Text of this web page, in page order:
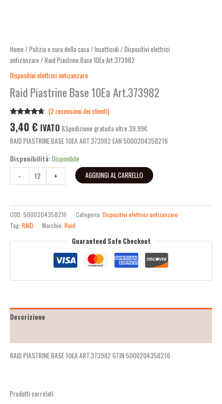
Home / Pulizia e cura della casa / Insetticidi / Dispositivi elettrici
antizanzare / Raid Piastrine Base 10Ea Art.373982
Dispositivi elettrici antizanzare
Raid Piastrine Base 10Ea Art.373982
4.50 su 5
su base
di
(2 recensioni dei clienti)
3,40 € IVATO &Spedizione gratuita oltre 39.99€
RAID PIASTRINE BASE 10EA ART.373982 EAN 5000204358216
Disponibilità:Disponibile
-
+ AGGIUNGI AL CARRELLO
COD: 5000204358216 Categoria: Dispositivi elettrici antizanzare
Tag: RAID Marchio: Raid
Guaranteed Safe Checkout
Descrizione
RAID PIASTRINE BASE 10EA ART.373982 GTIN 5000204358216
Prodotti correlati